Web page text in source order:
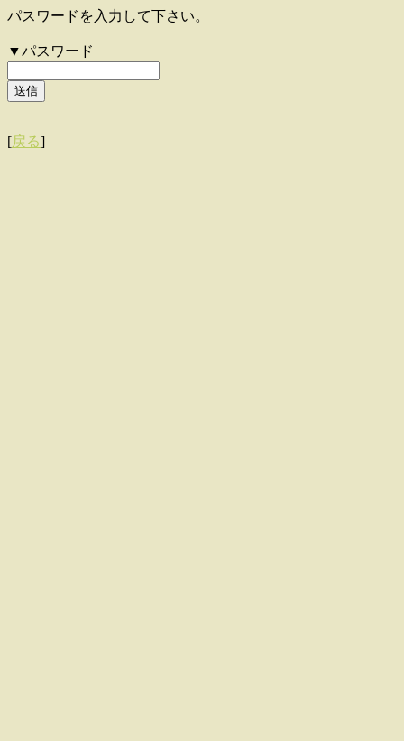
パスワードを入力して下さい。
▼パスワード
[戻る]